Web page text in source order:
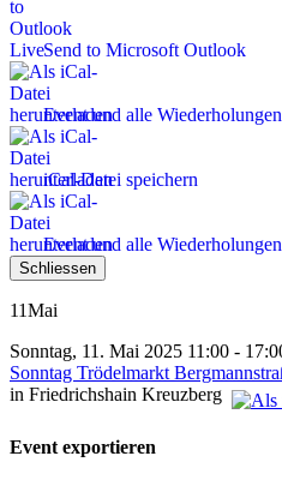
Send to Microsoft Outlook
Event und alle
iCal-Datei speichern
Event und alle
Schliessen
11Mai
Sonntag, 11. Mai 2025 11:00 -
Sonntag Trödelmarkt
in Friedrichshain Kreuzberg
Event exportieren